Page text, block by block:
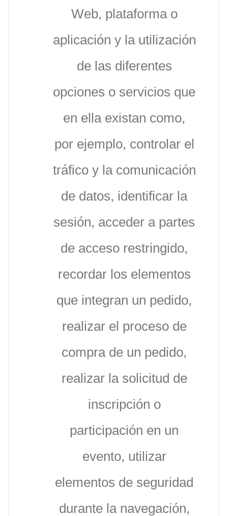
Web, plataforma o
aplicación y la utilización
de las diferentes
opciones o servicios que
en ella existan como,
por ejemplo, controlar el
tráfico y la comunicación
de datos, identificar la
sesión, acceder a partes
de acceso restringido,
recordar los elementos
que integran un pedido,
realizar el proceso de
compra de un pedido,
realizar la solicitud de
inscripción o
participación en un
evento, utilizar
elementos de seguridad
durante la navegación,